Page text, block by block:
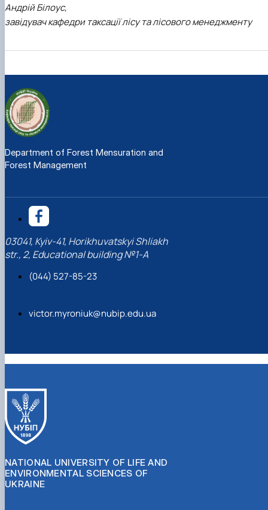
Андрій Білоус,
завідувач кафедри таксації лісу та лісового менеджменту
Department of Forest Mensuration and
Forest Management
03041, Kyiv-41, Horikhuvatskyi Shliakh
str., 2, Educational building №1-A
(044) 527-85-23
victor.myroniuk@nubip.edu.ua
NATIONAL UNIVERSITY OF LIFE AND
ENVIRONMENTAL SCIENCES OF
UKRAINE